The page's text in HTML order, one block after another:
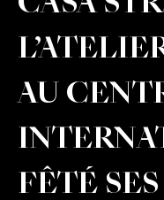
AU
FÊTÉ